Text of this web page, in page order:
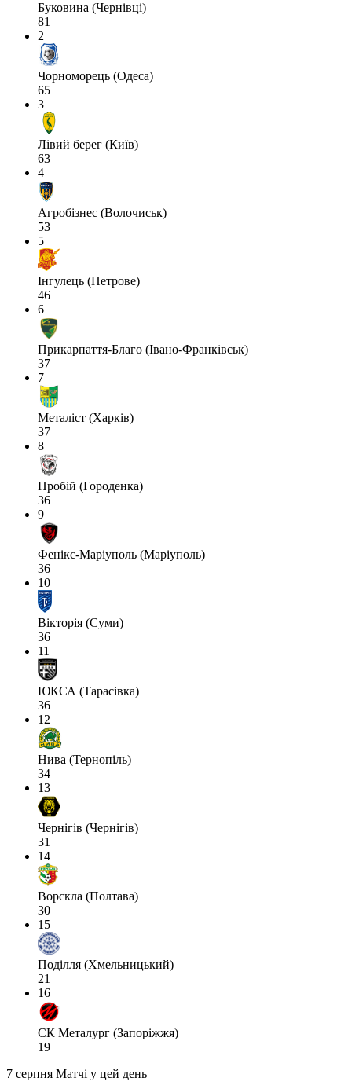
Буковина (Чернівці)
81
2
Чорноморець (Одеса)
65
3
Лівий берег (Київ)
63
4
Агробізнес (Волочиськ)
53
5
Інгулець (Петрове)
46
6
Прикарпаття-Благо (Івано-Франківськ)
37
7
Металіст (Харків)
37
8
Пробій (Городенка)
36
9
Фенікс-Маріуполь (Маріуполь)
36
10
Вікторія (Суми)
36
11
ЮКСА (Тарасівка)
36
12
Нива (Тернопіль)
34
13
Чернігів (Чернігів)
31
14
Ворскла (Полтава)
30
15
Поділля (Хмельницький)
21
16
СК Металург (Запоріжжя)
19
7 серпня Матчі у цей день